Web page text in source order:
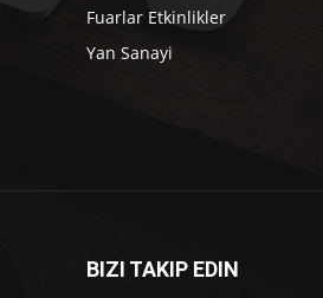
Fuarlar Etkinlikler
Yan Sanayi
BIZI TAKIP EDIN